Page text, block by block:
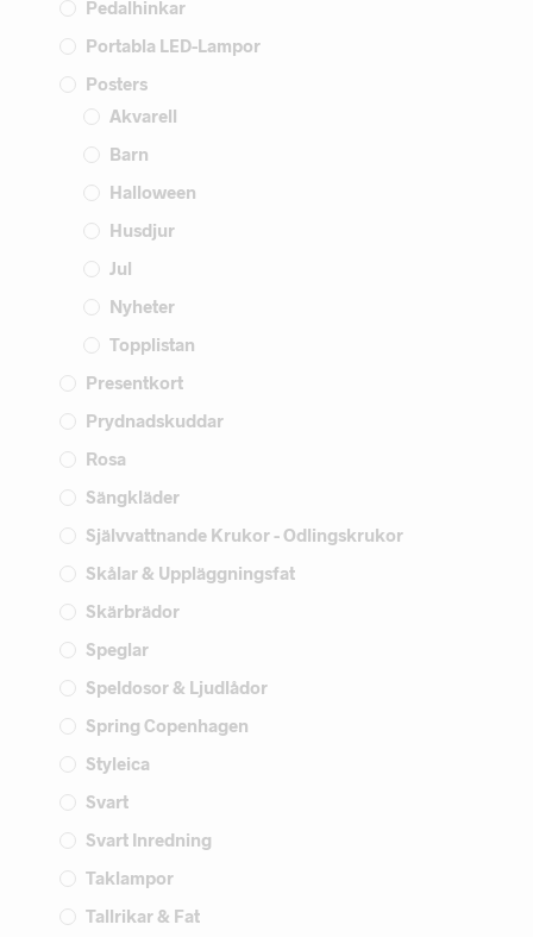
Pedalhinkar
Portabla LED-Lampor
Posters
Akvarell
Barn
Halloween
Husdjur
Jul
Nyheter
Topplistan
Presentkort
Prydnadskuddar
Rosa
Sängkläder
Självvattnande Krukor - Odlingskrukor
Skålar & Uppläggningsfat
Skärbrädor
Speglar
Speldosor & Ljudlådor
Spring Copenhagen
Styleica
Svart
Svart Inredning
Taklampor
Tallrikar & Fat